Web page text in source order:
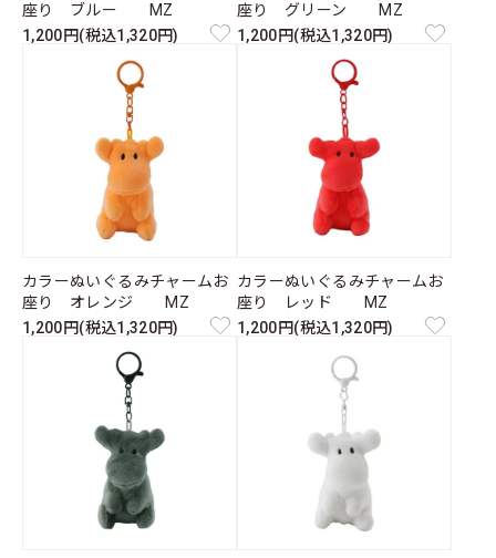
座り ブルー MZ
1,200円(税込1,320円)
座り グリーン MZ
1,200円(税込1,320円)
カラーぬいぐるみチャームお
座り オレンジ MZ
1,200円(税込1,320円)
カラーぬいぐるみチャームお
座り レッド MZ
1,200円(税込1,320円)